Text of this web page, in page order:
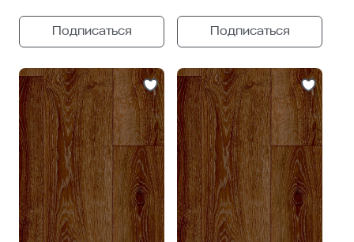
Подписаться Подписаться